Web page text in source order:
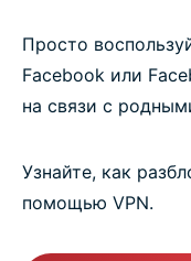
Просто
Facebook или
на связи с
Узнайте, как
помощью VPN.